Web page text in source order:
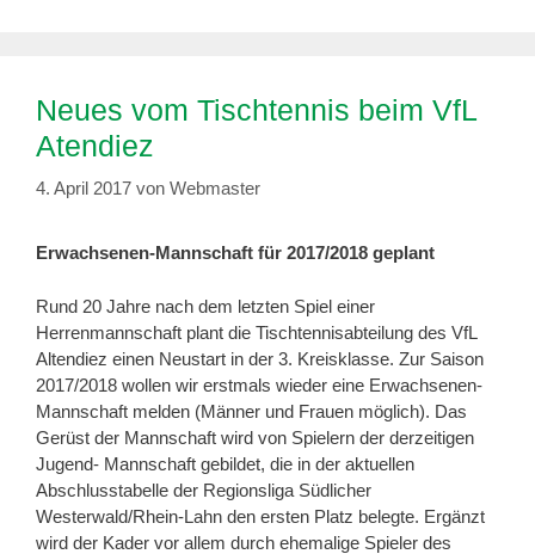
Neues vom Tischtennis beim VfL
Atendiez
4. April 2017 von Webmaster
Erwachsenen-Mannschaft für 2017/2018 geplant
Rund 20 Jahre nach dem letzten Spiel einer
Herrenmannschaft plant die Tischtennisabteilung des VfL
Altendiez einen Neustart in der 3. Kreisklasse. Zur Saison
2017/2018 wollen wir erstmals wieder eine Erwachsenen-
Mannschaft melden (Männer und Frauen möglich). Das
Gerüst der Mannschaft wird von Spielern der derzeitigen
Jugend- Mannschaft gebildet, die in der aktuellen
Abschlusstabelle der Regionsliga Südlicher
Westerwald/Rhein-Lahn den ersten Platz belegte. Ergänzt
wird der Kader vor allem durch ehemalige Spieler des